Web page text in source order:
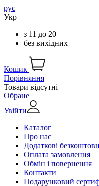
рус
Укр
з 11 до 20
без вихідних
Кошик
Порівняння
Товари відсутні
Обране
Увійти
Каталог
Про нас
Додаткові
Оплата замовлення
Обмін і повернення
Контакти
Подарунковий